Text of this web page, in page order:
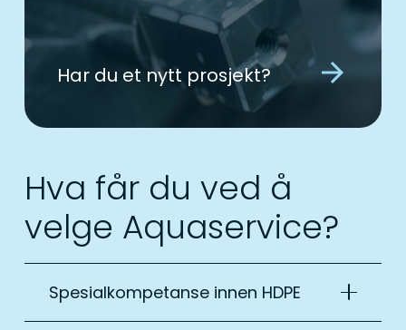
Har du et nytt prosjekt? arrow_forward
Hva får du ved å
velge Aquaservice?
Spesialkompetanse innen HDPE